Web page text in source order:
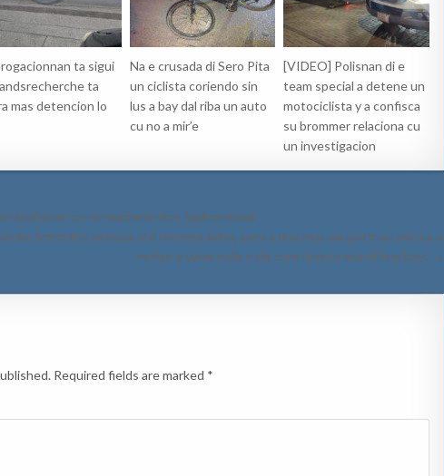
ta sigui
ta
mas detencion lo
Na e crusada di Sero Pita
un ciclista coriendo sin
lus a bay dal riba un auto
cu no a mir’e
[VIDEO] Polisnan di e
team special a detene un
motociclista y a confisca
su brommer relaciona cu
un investigacion
bisiñanan cu un machete den Jupiterstraat
femenino menasa si e entrega keho, pero asina mes ela pas’e un wanta, e
muher a yama polis y ela core drenta mondi huy bay! →
Required fields are marked *